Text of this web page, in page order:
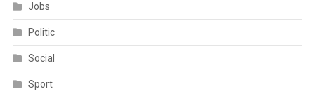
Jobs
Politic
Social
Sport